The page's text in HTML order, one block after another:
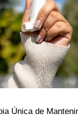
Única de